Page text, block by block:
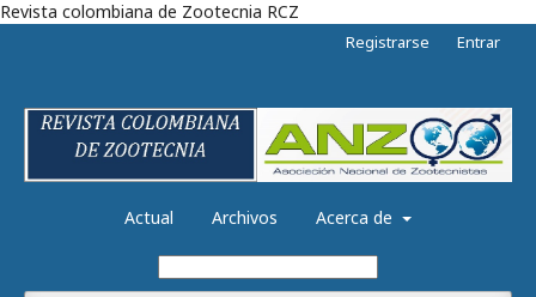
Revista colombiana de Zootecnia RCZ
Actual Archivos Acerca de
Registrarse Entrar